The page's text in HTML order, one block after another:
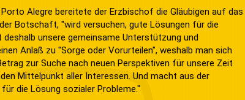
Alegre bereitete der Erzbischof die Gläubigen auf das
Botschaft, "wird versuchen, gute Lösungen für die
unsere gemeinsame Unterstützung und
Anlaß zu "Sorge oder Vorurteilen", weshalb man sich
zur Suche nach neuen Perspektiven für unsere Zeit
Mittelpunkt aller Interessen. Und macht aus der
die Lösung sozialer Probleme."